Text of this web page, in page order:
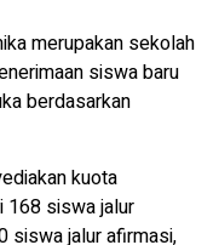
merupakan sekolah
siswa baru
berdasarkan
kuota
168 siswa jalur
siswa jalur afirmasi,